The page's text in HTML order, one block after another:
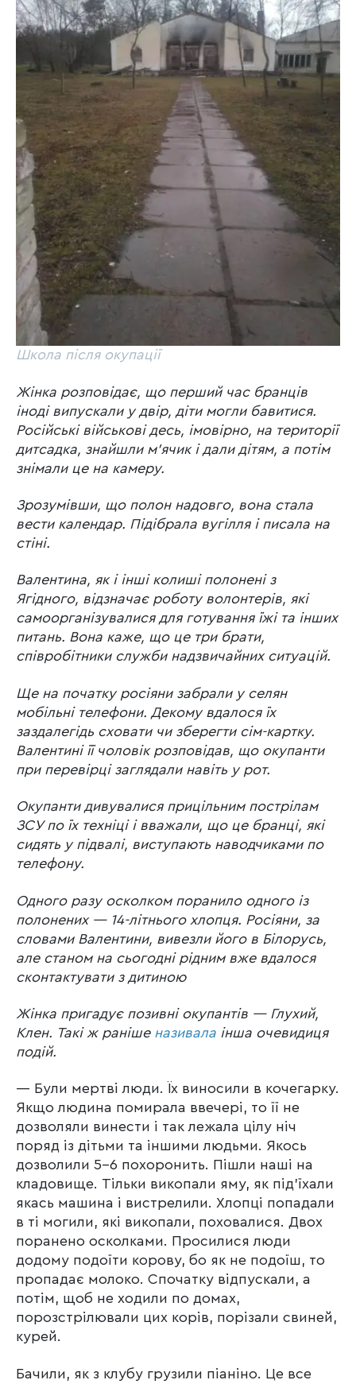
Школа після окупації
Жінка розповідає, що перший час бранців
іноді випускали у двір, діти могли бавитися.
Російські військові десь, імовірно, на території
дитсадка, знайшли м’ячик і дали дітям, а потім
знімали це на камеру.
Зрозумівши, що полон надовго, вона стала
вести календар. Підібрала вугілля і писала на
стіні.
Валентина, як і інші колиші полонені з
Ягідного, відзначає роботу волонтерів, які
самоорганізувалися для готування їжі та інших
питань. Вона каже, що це три брати,
співробітники служби надзвичайних ситуацій.
Ще на початку росіяни забрали у селян
мобільні телефони. Декому вдалося їх
заздалегідь сховати чи зберегти сім-картку.
Валентині її чоловік розповідав, що окупанти
при перевірці заглядали навіть у рот.
Окупанти дивувалися прицільним пострілам
ЗСУ по їх техніці і вважали, що це бранці, які
сидять у підвалі, виступають наводчиками по
телефону.
Одного разу осколком поранило одного із
полонених — 14-літнього хлопця. Росіяни, за
словами Валентини, вивезли його в Білорусь,
але станом на сьогодні рідним вже вдалося
сконтактувати з дитиною
Жінка пригадує позивні окупантів — Глухий,
Клен. Такі ж раніше називала інша очевидиця
подій.
— Були мертві люди. Їх виносили в кочегарку.
Якщо людина помирала ввечері, то її не
дозволяли винести і так лежала цілу ніч
поряд із дітьми та іншими людьми. Якось
дозволили 5-6 похоронить. Пішли наші на
кладовище. Тільки викопали яму, як під’їхали
якась машина і вистрелили. Хлопці попадали
в ті могили, які викопали, поховалися. Двох
поранено осколками. Просилися люди
додому подоїти корову, бо як не подоїш, то
пропадає молоко. Спочатку відпускали, а
потім, щоб не ходили по домах,
порозстрілювали цих корів, порізали свиней,
курей.
Бачили, як з клубу грузили піаніно. Це все